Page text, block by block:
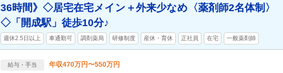
36時間》◇居宅在宅メイン＋外来少なめ〈薬剤師2名体制〉
◇「開成駅」徒歩10分♪
週休2.5日以上 車通勤可 調剤薬局 研修制度 産休・育休 正社員 在宅 一般薬剤師
給与・手当 年収470万円〜550万円